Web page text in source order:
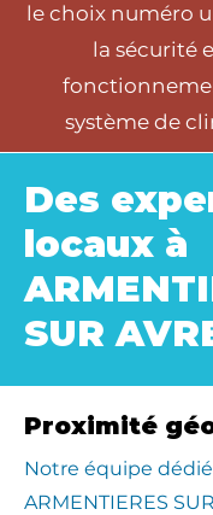
le choix numéro
la sécurité
système de
Des
locaux à
SUR
Proximité
​Notre équipe
ARMENTIERES